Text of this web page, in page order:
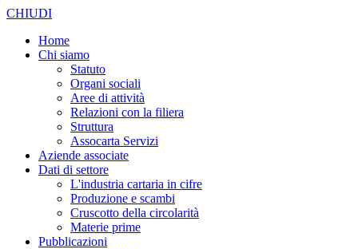
CHIUDI
Home
Chi siamo
Statuto
Organi sociali
Aree di attività
Relazioni con la filiera
Struttura
Assocarta Servizi
Aziende associate
Dati di settore
L'industria cartaria in cifre
Produzione e scambi
Cruscotto della circolarità
Materie prime
Pubblicazioni